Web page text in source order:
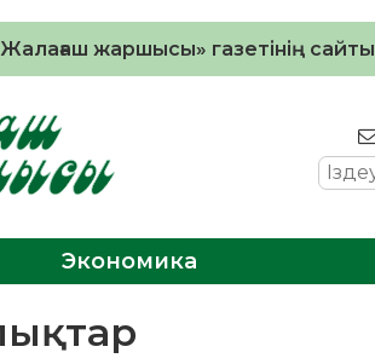
жаршысы» газетінің сайты
Экономика